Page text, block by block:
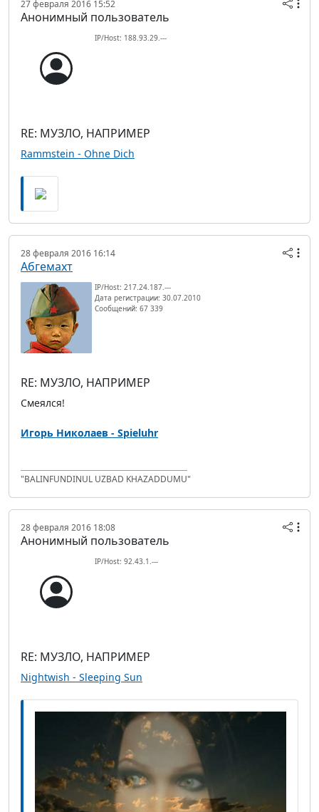
27 февраля 2016 15:52
Анонимный пользователь
IP/Host: 188.93.29.---
RE: МУЗЛО, НАПРИМЕР
Rammstein - Ohne Dich
28 февраля 2016 16:14
Абгемахт
IP/Host: 217.24.187.---
Дата регистрации: 30.07.2010
Сообщений: 67 339
RE: МУЗЛО, НАПРИМЕР
Смеялся!
Игорь Николаев - Spieluhr
"BALINFUNDINUL UZBAD KHAZADDUMU"
28 февраля 2016 18:08
Анонимный пользователь
IP/Host: 92.43.1.---
RE: МУЗЛО, НАПРИМЕР
Nightwish - Sleeping Sun